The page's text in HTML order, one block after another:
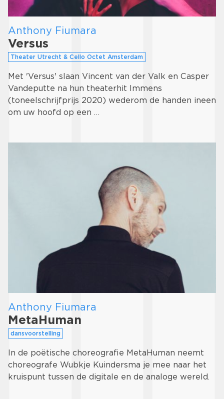
Anthony Fiumara
Versus
Theater Utrecht & Cello Octet Amsterdam
Met 'Versus' slaan Vincent van der Valk en Casper
Vandeputte na hun theaterhit Immens
(toneelschrijfprijs 2020) wederom de handen ineen
om uw hoofd op een …
Anthony Fiumara
MetaHuman
dansvoorstelling
In de poëtische choreografie MetaHuman neemt
choreografe Wubkje Kuindersma je mee naar het
kruispunt tussen de digitale en de analoge wereld.